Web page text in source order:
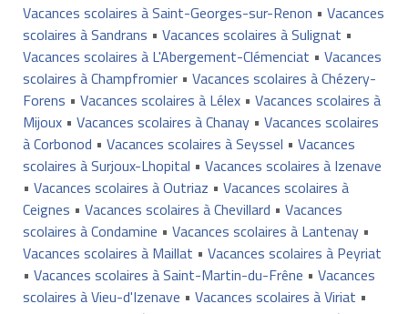
Vacances scolaires à Saint-Georges-sur-Renon • Vacances
scolaires à Sandrans • Vacances scolaires à Sulignat •
Vacances scolaires à L'Abergement-Clémenciat • Vacances
scolaires à Champfromier• Vacances scolaires à Chézery-
Forens • Vacances scolaires à Lélex• Vacances scolaires à
Mijoux• Vacances scolaires à Chanay• Vacances scolaires
à Corbonod • Vacances scolaires à Seyssel • Vacances
scolaires à Surjoux-Lhopital • Vacances scolaires à Izenave
• Vacances scolaires à Outriaz • Vacances scolaires à
Ceignes • Vacances scolaires à Chevillard • Vacances
scolaires à Condamine • Vacances scolaires à Lantenay•
Vacances scolaires à Maillat • Vacances scolaires à Peyriat
• Vacances scolaires à Saint-Martin-du-Frêne • Vacances
scolaires à Vieu-d'Izenave • Vacances scolaires à Viriat •